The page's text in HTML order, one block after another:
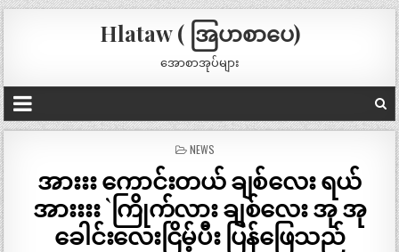
Hlataw ( အြပာစာပေ)
အောစာအုပ်များ
POSTED
NEWS
အားးး ကောင်းတယ် ချစ်လေး ရယ်
အားးးး `ကြိုက်လား ချစ်လေး အု အု
ခေါင်းလေးငြိမ့်ပီး ပြန်ဖြေသည်